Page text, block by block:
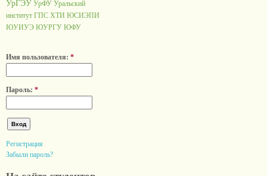
УрГЭУ УрФУ Уральский
институт ГПС ХТИ ЮСИЭПИ
ЮУИУЭ ЮУРГУ ЮФУ
Имя пользователя: *
Пароль: *
Регистрация
Забыли пароль?